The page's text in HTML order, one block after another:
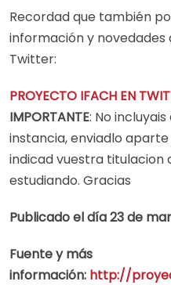
Recordad que también
información y
Twitter:
PROYECTO IFACH EN
IMPORTANTE: No
instancia, enviadlo
indicad vuestra titulacion
estudiando. Gracias
Publicado el día 23 de
Fuente y más
información: http://